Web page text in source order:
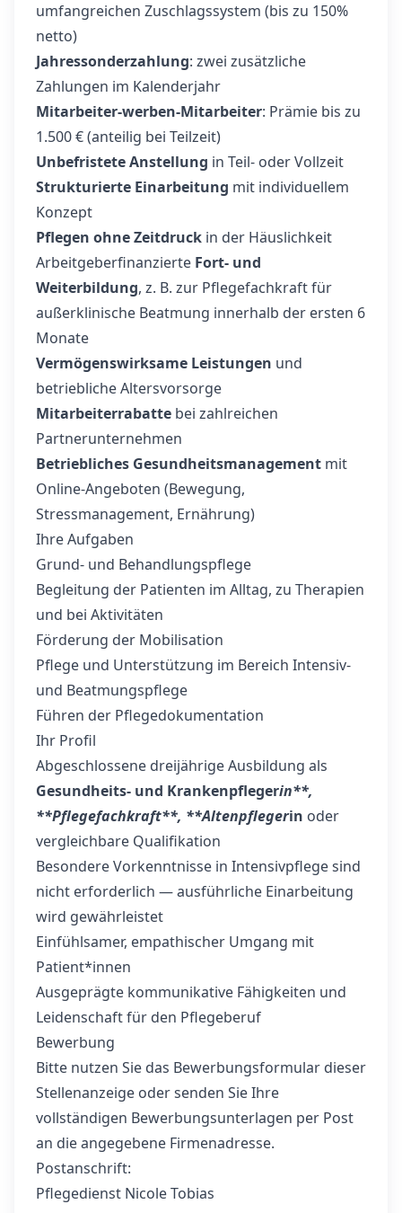
umfangreichen Zuschlagssystem (bis zu 150%
netto)
Jahressonderzahlung: zwei zusätzliche
Zahlungen im Kalenderjahr
Mitarbeiter-werben-Mitarbeiter: Prämie bis zu
1.500 € (anteilig bei Teilzeit)
Unbefristete Anstellung in Teil- oder Vollzeit
Strukturierte Einarbeitung mit individuellem
Konzept
Pflegen ohne Zeitdruck in der Häuslichkeit
Arbeitgeberfinanzierte Fort- und
Weiterbildung, z. B. zur Pflegefachkraft für
außerklinische Beatmung innerhalb der ersten 6
Monate
Vermögenswirksame Leistungen und
betriebliche Altersvorsorge
Mitarbeiterrabatte bei zahlreichen
Partnerunternehmen
Betriebliches Gesundheitsmanagement mit
Online-Angeboten (Bewegung,
Stressmanagement, Ernährung)
Ihre Aufgaben
Grund‑ und Behandlungspflege
Begleitung der Patienten im Alltag, zu Therapien
und bei Aktivitäten
Förderung der Mobilisation
Pflege und Unterstützung im Bereich Intensiv‑
und Beatmungspflege
Führen der Pflegedokumentation
Ihr Profil
Abgeschlossene dreijährige Ausbildung als
Gesundheits- und Krankenpflegerin**,
**Pflegefachkraft**, **Altenpflegerin oder
vergleichbare Qualifikation
Besondere Vorkenntnisse in Intensivpflege sind
nicht erforderlich — ausführliche Einarbeitung
wird gewährleistet
Einfühlsamer, empathischer Umgang mit
Patient*innen
Ausgeprägte kommunikative Fähigkeiten und
Leidenschaft für den Pflegeberuf
Bewerbung
Bitte nutzen Sie das Bewerbungsformular dieser
Stellenanzeige oder senden Sie Ihre
vollständigen Bewerbungsunterlagen per Post
an die angegebene Firmenadresse.
Postanschrift:
Pflegedienst Nicole Tobias